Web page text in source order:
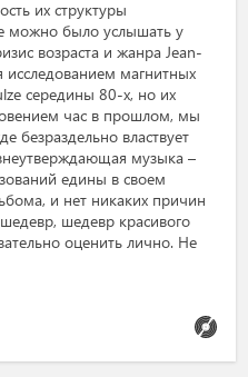
их структуры
можно было услышать у
возраста и жанра Jean-
исследованием магнитных
середины 80-х, но их
час в прошлом, мы
безраздельно властвует
музыка –
едины в своем
и нет никаких причин
шедевр красивого
оценить лично. Не